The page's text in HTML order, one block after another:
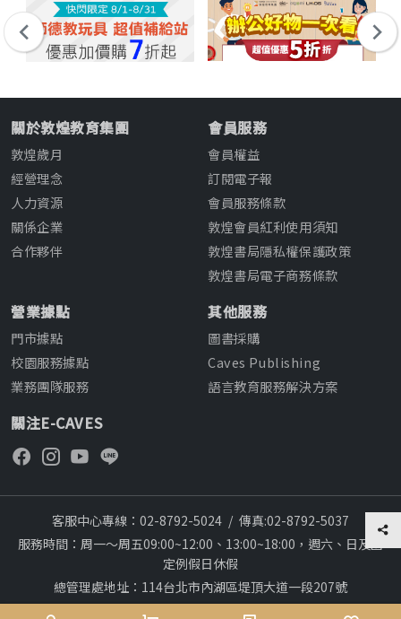
關於敦煌教育集團
敦煌歲月
經營理念
人力資源
關係企業
合作夥伴
會員服務
會員權益
訂閱電子報
會員服務條款
敦煌會員紅利使用須知
敦煌書局隱私權保護政策
敦煌書局電子商務條款
營業據點
門市據點
校園服務據點
業務團隊服務
其他服務
圖書採購
Caves Publishing
語言教育服務解決方案
關注E-CAVES
客服中心專線：02-8792-5024 / 傳真:02-8792-5037
服務時間：周一～周五09:00~12:00、13:00~18:00，週六、日及國
定例假日休假
總管理處地址：114台北市內湖區堤頂大道一段207號
本網站建議採用chrome瀏覽器,瀏覽更順暢